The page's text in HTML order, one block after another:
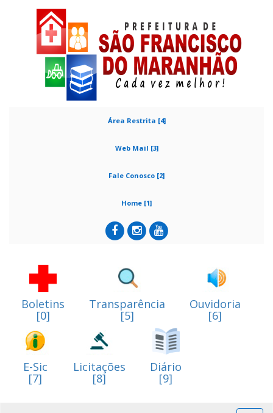
Área Restrita [4]
Web Mail [3]
Fale Conosco [2]
Home [1]
Boletins
[0]
Transparência
[5]
Ouvidoria
[6]
E-Sic
[7]
Licitações
[8]
Diário
[9]